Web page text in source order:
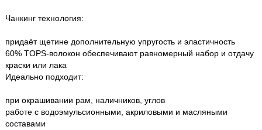
Чанкинг технология:
придаёт щетине дополнительную упругость и эластичность
60% TOPS-волокон обеспечивают равномерный набор и отдачу
краски или лака
Идеально подходит:
при окрашивании рам, наличников, углов
работе с водоэмульсионными, акриловыми и масляными
составами